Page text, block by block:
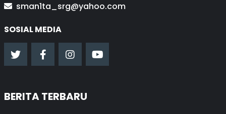
sman1ta_srg@yahoo.com
SOSIAL MEDIA
BERITA TERBARU